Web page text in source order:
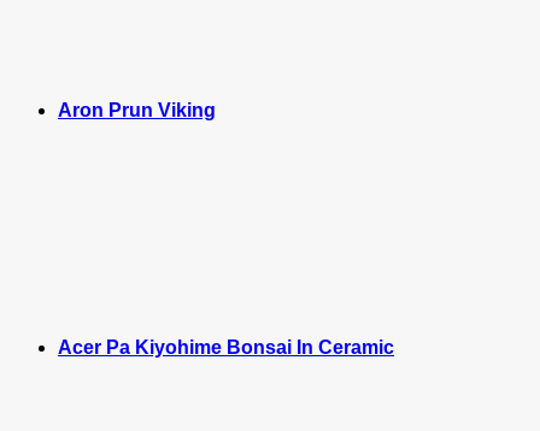
Aron Prun Viking
Acer Pa Kiyohime Bonsai In Ceramic